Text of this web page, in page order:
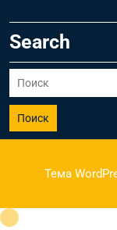
Search
Поиск
Тема